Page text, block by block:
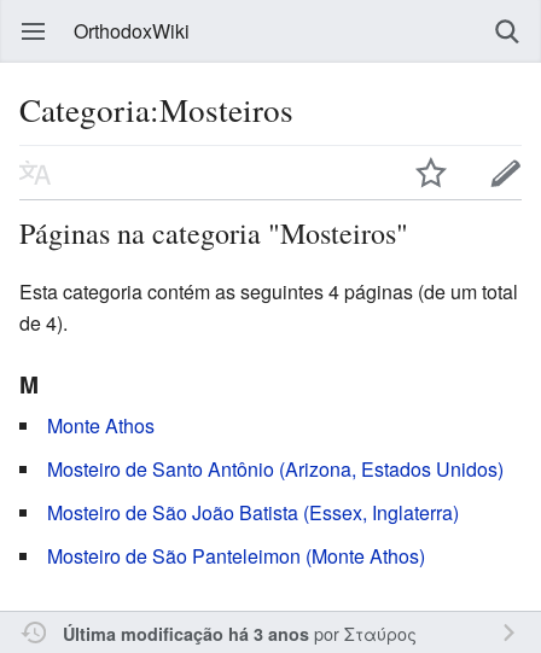
OrthodoxWiki
Categoria:Mosteiros
Páginas na categoria "Mosteiros"
Esta categoria contém as seguintes 4 páginas (de um total
de 4).
M
Monte Athos
Mosteiro de Santo Antônio (Arizona, Estados Unidos)
Mosteiro de São João Batista (Essex, Inglaterra)
Mosteiro de São Panteleimon (Monte Athos)
Última modificação há 3 anosporΣταύρος